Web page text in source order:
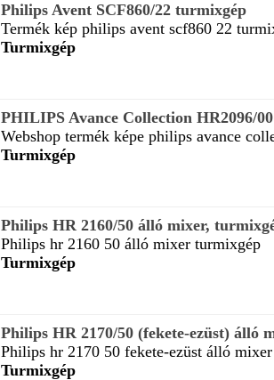
Philips Avent SCF860/22 turmixgép
Termék kép philips avent scf860 22
Turmixgép
PHILIPS Avance Collection HR2096/
Webshop termék képe philips avance
Turmixgép
Philips HR 2160/50 álló mixer,
Philips hr 2160 50 álló mixer turmixgép
Turmixgép
Philips HR 2170/50 (fekete-ezüst) álló
Philips hr 2170 50 fekete-ezüst álló
Turmixgép